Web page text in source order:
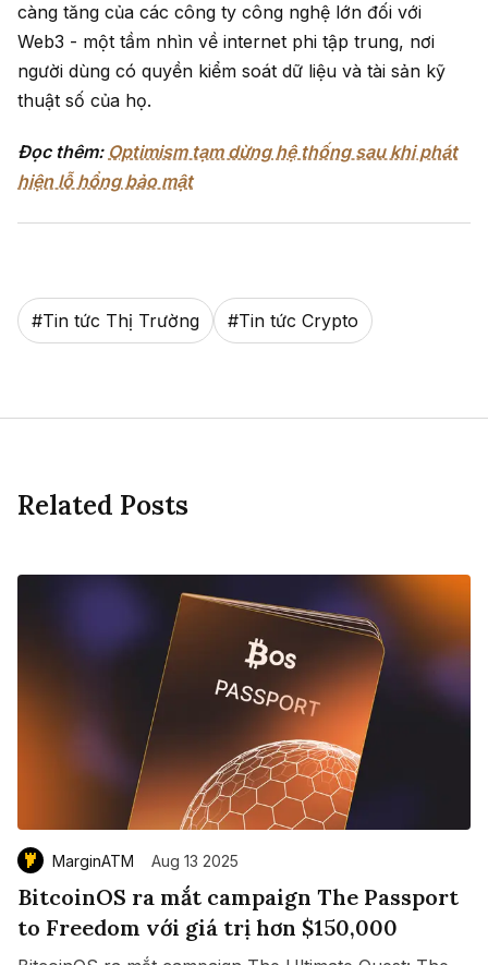
càng tăng của các công ty công nghệ lớn đối với
Web3 - một tầm nhìn về internet phi tập trung, nơi
người dùng có quyền kiểm soát dữ liệu và tài sản kỹ
thuật số của họ.
Đọc thêm: Optimism tạm dừng hệ thống sau khi phát
hiện lỗ hổng bảo mật
#Tin tức Thị Trường #Tin tức Crypto
Related Posts
MarginATM Aug 13 2025
BitcoinOS ra mắt campaign The Passport
to Freedom với giá trị hơn $150,000